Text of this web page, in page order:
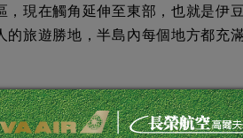
現在觸角延伸至東部，也就是伊
旅遊勝地，半島內每個地方都充